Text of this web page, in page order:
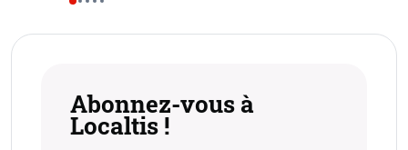
Abonnez-vous à
Localtis !